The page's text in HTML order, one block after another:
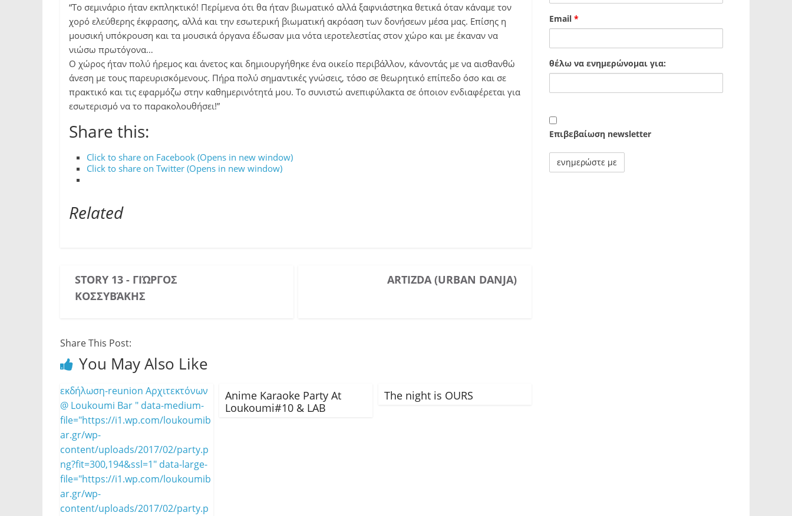
“Το σεμινάριο ήταν εκπληκτικό! Περίμενα ότι θα ήταν βιωματικό αλλά ξαφνιάστηκα θετικά όταν κάναμε τον
χορό ελεύθερης έκφρασης, αλλά και την εσωτερική βιωματική ακρόαση των δονήσεων μέσα μας. Επίσης η
μουσική υπόκρουση και τα μουσικά όργανα έδωσαν μια νότα ιεροτελεστίας στον χώρο και με έκαναν να
νιώσω πρωτόγονα…
Ο χώρος ήταν πολύ ήρεμος και άνετος και δημιουργήθηκε ένα οικείο περιβάλλον, κάνοντάς με να αισθανθώ
άνεση με τους παρευρισκόμενους. Πήρα πολύ σημαντικές γνώσεις, τόσο σε θεωρητικό επίπεδο όσο και σε
πρακτικό και τις εφαρμόζω στην καθημερινότητά μου. Το συνιστώ ανεπιφύλακτα σε όποιον ενδιαφέρεται για
εσωτερισμό να το παρακολουθήσει!”
Share this:
Click to share on Facebook (Opens in new window)
Click to share on Twitter (Opens in new window)
Related
STORY 13 - ΓΙΏΡΓΟΣ
ΚΟΣΣΥΒΆΚΗΣ
ARTIZDA (URBAN DANJA)
Share This Post:
You May Also Like
εκδήλωση-reunion Αρχιτεκτόνων
@ Loukoumi Bar " data-medium-
file="https://i1.wp.com/loukoumib
ar.gr/wp-
content/uploads/2017/02/party.p
ng?fit=300,194&ssl=1" data-large-
file="https://i1.wp.com/loukoumib
ar.gr/wp-
content/uploads/2017/02/party.p
Anime Karaoke Party At
Loukoumi#10 & LAB
The night is OURS
Email *
θέλω να ενημερώνομαι για:
Επιβεβαίωση newsletter